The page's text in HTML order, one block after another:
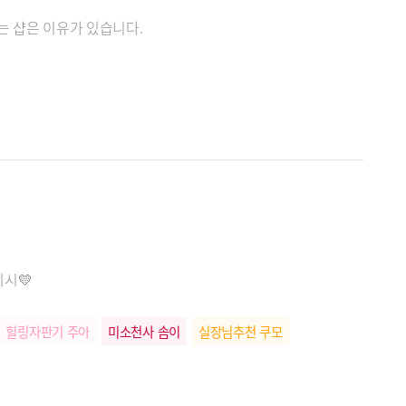
샵은 이유가 있습니다.
시💛
힐링자판기 주아 미소천사 솜이
실장님추천 쿠모